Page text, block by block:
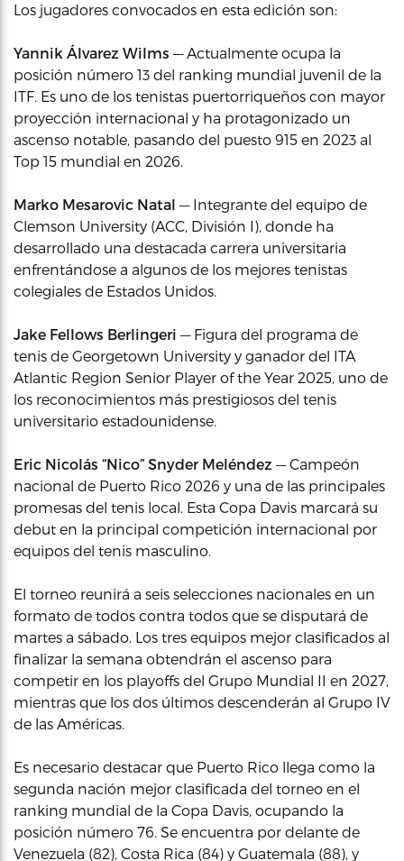
Los jugadores convocados en esta edición son:
Yannik Álvarez Wilms — Actualmente ocupa la
posición número 13 del ranking mundial juvenil de la
ITF. Es uno de los tenistas puertorriqueños con mayor
proyección internacional y ha protagonizado un
ascenso notable, pasando del puesto 915 en 2023 al
Top 15 mundial en 2026.
Marko Mesarovic Natal — Integrante del equipo de
Clemson University (ACC, División I), donde ha
desarrollado una destacada carrera universitaria
enfrentándose a algunos de los mejores tenistas
colegiales de Estados Unidos.
Jake Fellows Berlingeri — Figura del programa de
tenis de Georgetown University y ganador del ITA
Atlantic Region Senior Player of the Year 2025, uno de
los reconocimientos más prestigiosos del tenis
universitario estadounidense.
Eric Nicolás “Nico” Snyder Meléndez — Campeón
nacional de Puerto Rico 2026 y una de las principales
promesas del tenis local. Esta Copa Davis marcará su
debut en la principal competición internacional por
equipos del tenis masculino.
El torneo reunirá a seis selecciones nacionales en un
formato de todos contra todos que se disputará de
martes a sábado. Los tres equipos mejor clasificados al
finalizar la semana obtendrán el ascenso para
competir en los playoffs del Grupo Mundial II en 2027,
mientras que los dos últimos descenderán al Grupo IV
de las Américas.
Es necesario destacar que Puerto Rico llega como la
segunda nación mejor clasificada del torneo en el
ranking mundial de la Copa Davis, ocupando la
posición número 76. Se encuentra por delante de
Venezuela (82), Costa Rica (84) y Guatemala (88), y